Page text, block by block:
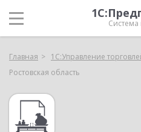
Главная 1С:Управление
Ростовская область